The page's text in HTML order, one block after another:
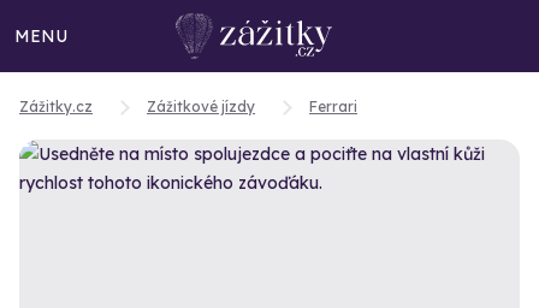
MENU
Zážitky.cz Zážitkové jízdy Ferrari